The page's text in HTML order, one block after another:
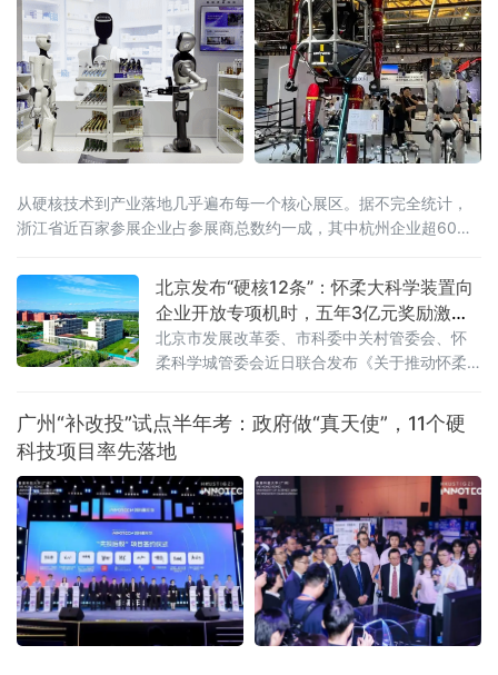
从硬核技术到产业落地几乎遍布每一个核心展区。据不完全统计，
浙江省近百家参展企业占参展商总数约一成，其中杭州企业超60
北京发布“硬核12条”：怀柔大科学装置向
企业开放专项机时，五年3亿元奖励激
活“国之重器”
北京市发展改革委、市科委中关村管委会、怀
柔科学城管委会近日联合发布《关于推动怀柔
措施》（以下简称《措施》），从优化组织建
设模式、支持开展重大科研任务、健全开放运
行机制、支持科技成果转化落地等四个方面推
出12条举措。这是怀柔综合性国家科学中心进
入“运行为主”新阶段后，北京首次系统出台针对
重大科技基础设施集群的全链条管理运行政策
广州“补改投”试点半年考：政府做“真天使”，11个硬
科技项目率先落地